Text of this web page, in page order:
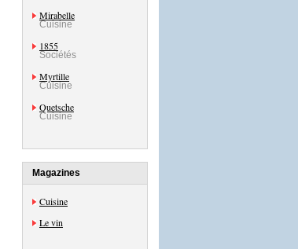
Mirabelle
Cuisine
1855
Sociétés
Myrtille
Cuisine
Quetsche
Cuisine
Magazines
Cuisine
Le vin